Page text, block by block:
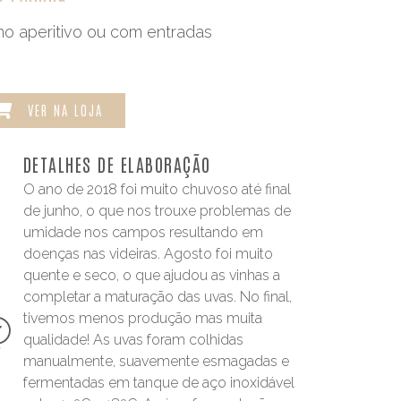
aperitivo ou com entradas
VER NA LOJA
DETALHES DE ELABORAÇÃO
O ano de 2018 foi muito chuvoso até final
de junho, o que nos trouxe problemas de
umidade nos campos resultando em
doenças nas videiras. Agosto foi muito
quente e seco, o que ajudou as vinhas a
completar a maturação das uvas. No final,
tivemos menos produção mas muita
qualidade! As uvas foram colhidas
manualmente, suavemente esmagadas e
fermentadas em tanque de aço inoxidável